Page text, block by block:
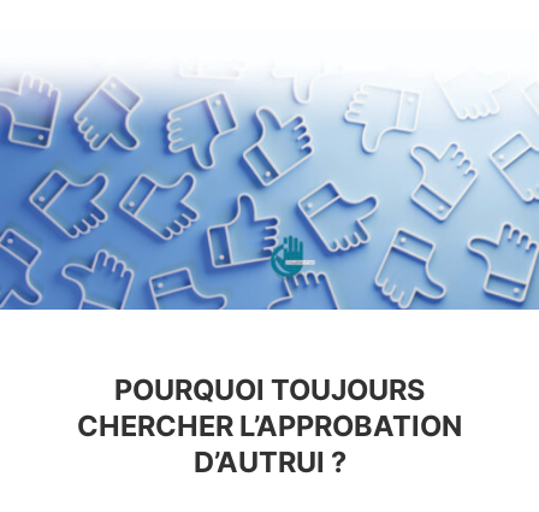
POURQUOI TOUJOURS
CHERCHER L’APPROBATION
D’AUTRUI ?